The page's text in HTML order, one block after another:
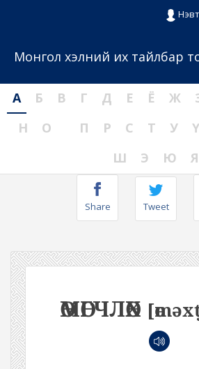
Монгол хэлний их тайлбар
А Б В Г Д Е Ё Ж
Н
О П Р С Т У Ү
Ш
Э Ю Я
Share Tweet
ӨМӨГЧЛӨХ